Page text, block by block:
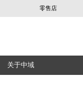
零售店
关于中域